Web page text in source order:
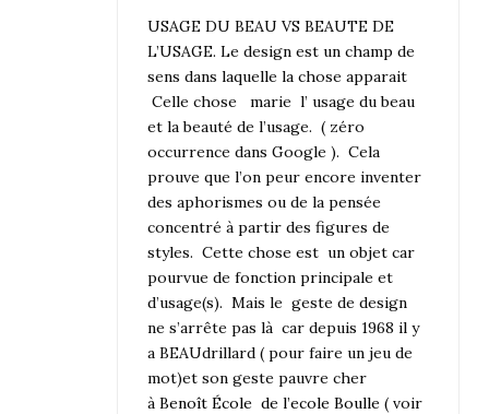
USAGE DU BEAU VS BEAUTE DE
L’USAGE. Le design est un champ de
sens dans laquelle la chose apparait
Celle chose marie l’ usage du beau
et la beauté de l’usage. ( zéro
occurrence dans Google ). Cela
prouve que l’on peur encore inventer
des aphorismes ou de la pensée
concentré à partir des figures de
styles. Cette chose est un objet car
pourvue de fonction principale et
d’usage(s). Mais le geste de design
ne s’arrête pas là car depuis 1968 il y
a BEAUdrillard ( pour faire un jeu de
mot)et son geste pauvre cher
à Benoît École de l’ecole Boulle ( voir